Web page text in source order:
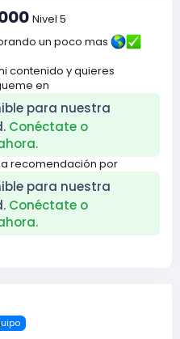
Nivel 5
un poco mas
contenido y quieres
en
para nuestra
Conéctate o
recomendación por
para nuestra
Conéctate o